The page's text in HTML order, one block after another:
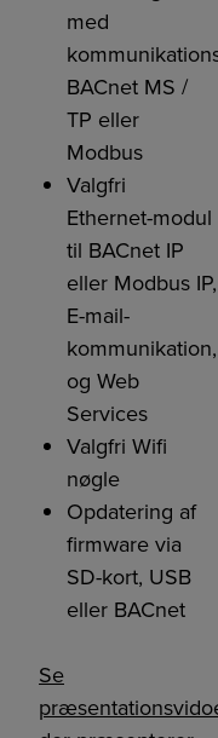
med
BACnet MS /
TP eller
Modbus
Valgfri
Ethernet-modul
til BACnet IP
eller Modbus IP,
E-mail-
kommunikation,
og Web
Services
Valgfri Wifi
nøgle
Opdatering af
firmware via
SD-kort, USB
eller BACnet
Se